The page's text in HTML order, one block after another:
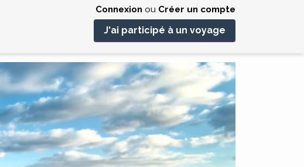
Connexionou Créer un compte
J'ai participé à un voyage